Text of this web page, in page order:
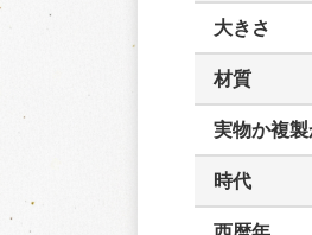
大きさ
材質
実物か複
時代